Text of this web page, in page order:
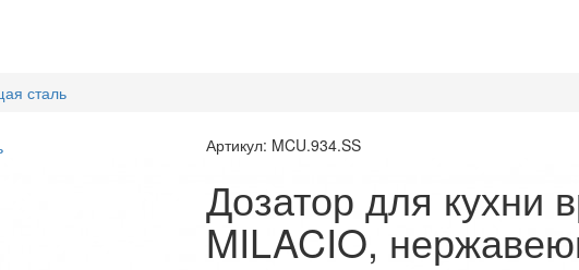
сталь
Артикул: MCU.934.SS
Дозатор для кухни
MILACIO,